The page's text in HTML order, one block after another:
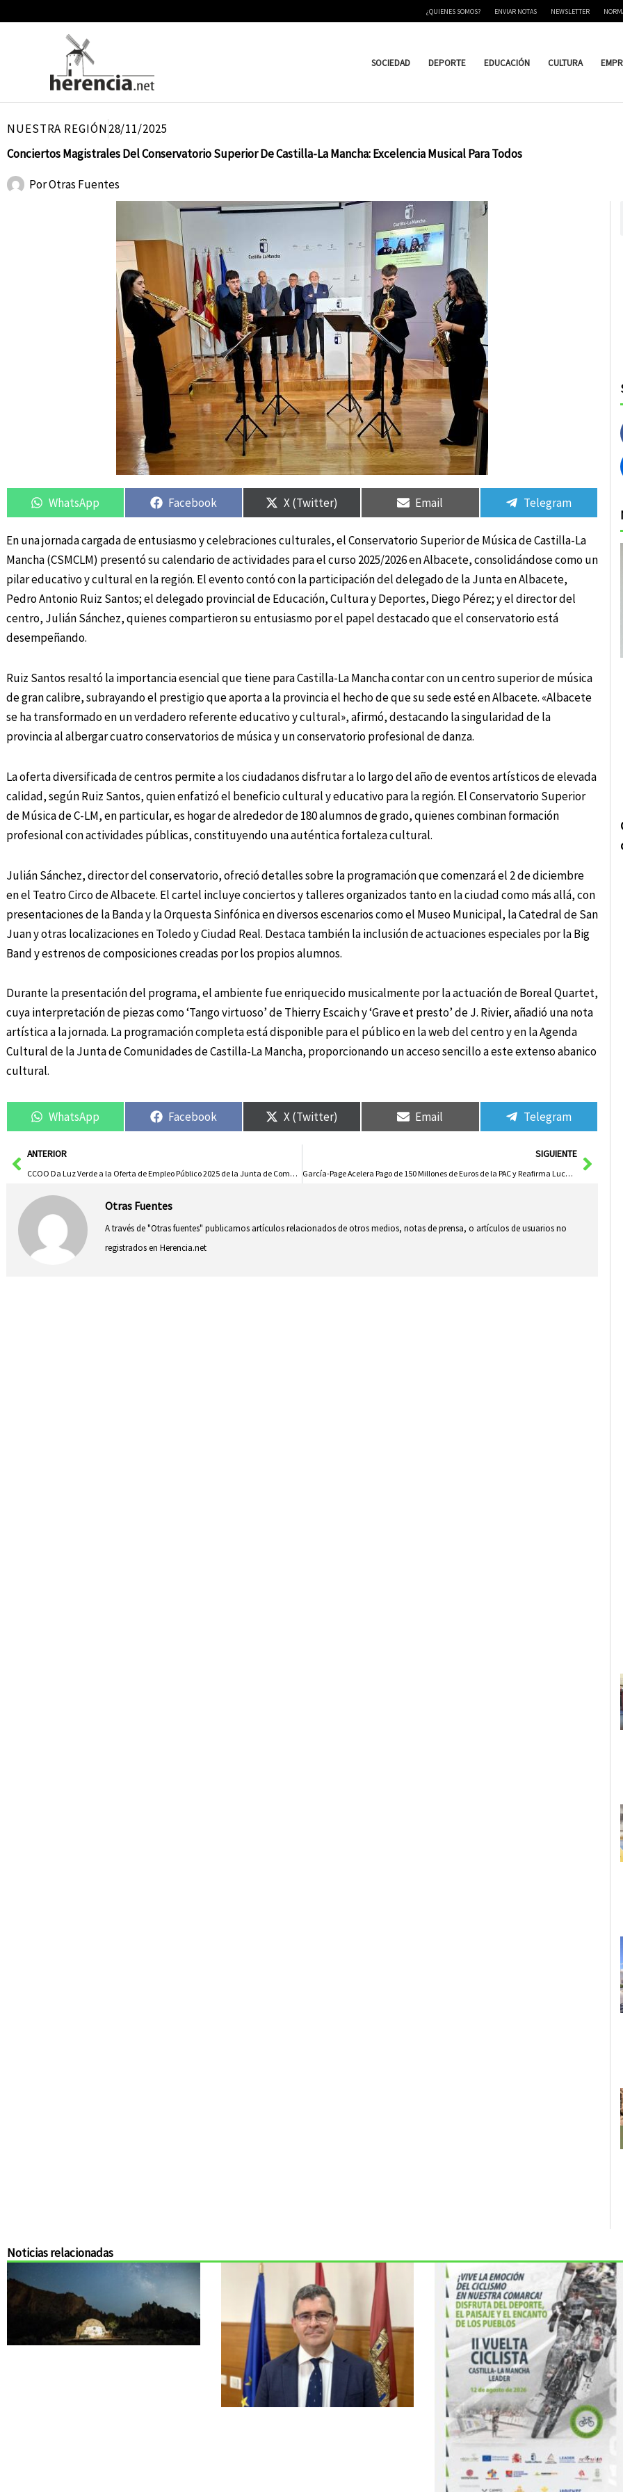
¿QUIENES SOMOS? ENVIAR NOTAS NEWSLETTER
SOCIEDAD DEPORTE EDUCACIÓN CULTURA
NUESTRA REGIÓN28/11/2025
Conciertos Magistrales Del Conservatorio Superior De Castilla-La Mancha: Excelencia Musical Para Todos
PorOtras Fuentes
en
WhatsApp
Compartir
en
Facebook
Compartir
en
X (Twitter)
Compartir
en
Email
en
Telegram
En una jornada cargada de entusiasmo y celebraciones culturales, el Conservatorio Superior de Música de Castilla-La
Mancha (CSMCLM) presentó su calendario de actividades para el curso 2025/2026 en Albacete, consolidándose como un
pilar educativo y cultural en la región. El evento contó con la participación del delegado de la Junta en Albacete,
Pedro Antonio Ruiz Santos; el delegado provincial de Educación, Cultura y Deportes, Diego Pérez; y el director del
centro, Julián Sánchez, quienes compartieron su entusiasmo por el papel destacado que el conservatorio está
desempeñando.
Ruiz Santos resaltó la importancia esencial que tiene para Castilla-La Mancha contar con un centro superior de música
de gran calibre, subrayando el prestigio que aporta a la provincia el hecho de que su sede esté en Albacete. «Albacete
se ha transformado en un verdadero referente educativo y cultural», afirmó, destacando la singularidad de la
provincia al albergar cuatro conservatorios de música y un conservatorio profesional de danza.
La oferta diversificada de centros permite a los ciudadanos disfrutar a lo largo del año de eventos artísticos de elevada
calidad, según Ruiz Santos, quien enfatizó el beneficio cultural y educativo para la región. El Conservatorio Superior
de Música de C-LM, en particular, es hogar de alrededor de 180 alumnos de grado, quienes combinan formación
profesional con actividades públicas, constituyendo una auténtica fortaleza cultural.
Julián Sánchez, director del conservatorio, ofreció detalles sobre la programación que comenzará el 2 de diciembre
en el Teatro Circo de Albacete. El cartel incluye conciertos y talleres organizados tanto en la ciudad como más allá, con
presentaciones de la Banda y la Orquesta Sinfónica en diversos escenarios como el Museo Municipal, la Catedral de San
Juan y otras localizaciones en Toledo y Ciudad Real. Destaca también la inclusión de actuaciones especiales por la Big
Band y estrenos de composiciones creadas por los propios alumnos.
Durante la presentación del programa, el ambiente fue enriquecido musicalmente por la actuación de Boreal Quartet,
cuya interpretación de piezas como ‘Tango virtuoso’ de Thierry Escaich y ‘Grave et presto’ de J. Rivier, añadió una nota
artística a la jornada. La programación completa está disponible para el público en la web del centro y en la Agenda
Cultural de la Junta de Comunidades de Castilla-La Mancha, proporcionando un acceso sencillo a este extenso abanico
cultural.
en
WhatsApp
Compartir
en
Facebook
Compartir
en
X (Twitter)
Compartir
en
Email
en
Telegram
AntANTERIOR
CCOO Da Luz Verde a la Oferta de Empleo Público 2025 de la Junta de Comunidades de Castilla-La Mancha
SIGUIENTE
García-Page Acelera Pago de 150 Millones de Euros de la PAC y Reafirma Lucha por Fondos en Europa
Otras Fuentes
A través de "Otras fuentes" publicamos artículos relacionados de otros medios, notas de prensa, o artículos de usuarios no
registrados en Herencia.net
Noticias relacionadas